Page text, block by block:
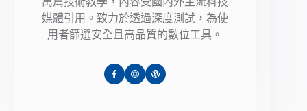
媒體引用。致力於透過深度測試，為使
用者篩選安全且高品質的數位工具。